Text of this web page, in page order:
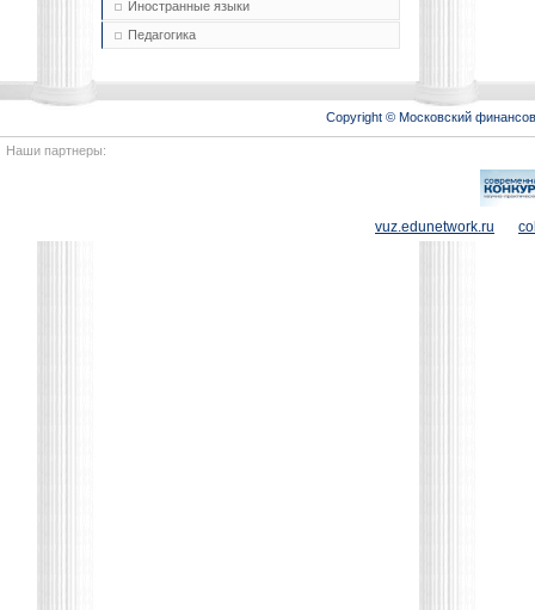
Иностранные языки
Педагогика
Copyright © Московский
Наши партнеры:
vuz.edunetwork.ru